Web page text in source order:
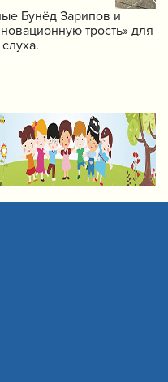
Бунёд Зарипов и
трость» для